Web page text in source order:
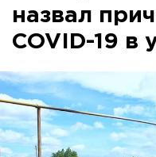
назвал
COVID-19 в